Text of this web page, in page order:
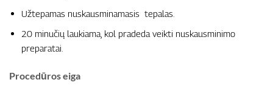
Užtepamas nuskausminamasis tepalas.
20 minučių laukiama, kol pradeda veikti nuskausminimo
preparatai.
Procedūros eiga